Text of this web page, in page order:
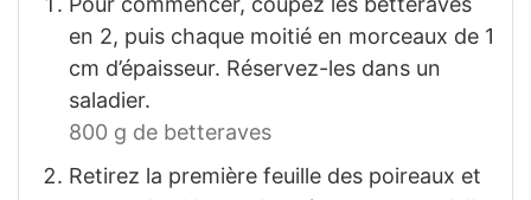
en 2, puis chaque moitié en morceaux de 1
cm d’épaisseur. Réservez-les dans un
saladier.
800 g de betteraves
Retirez la première feuille des poireaux et